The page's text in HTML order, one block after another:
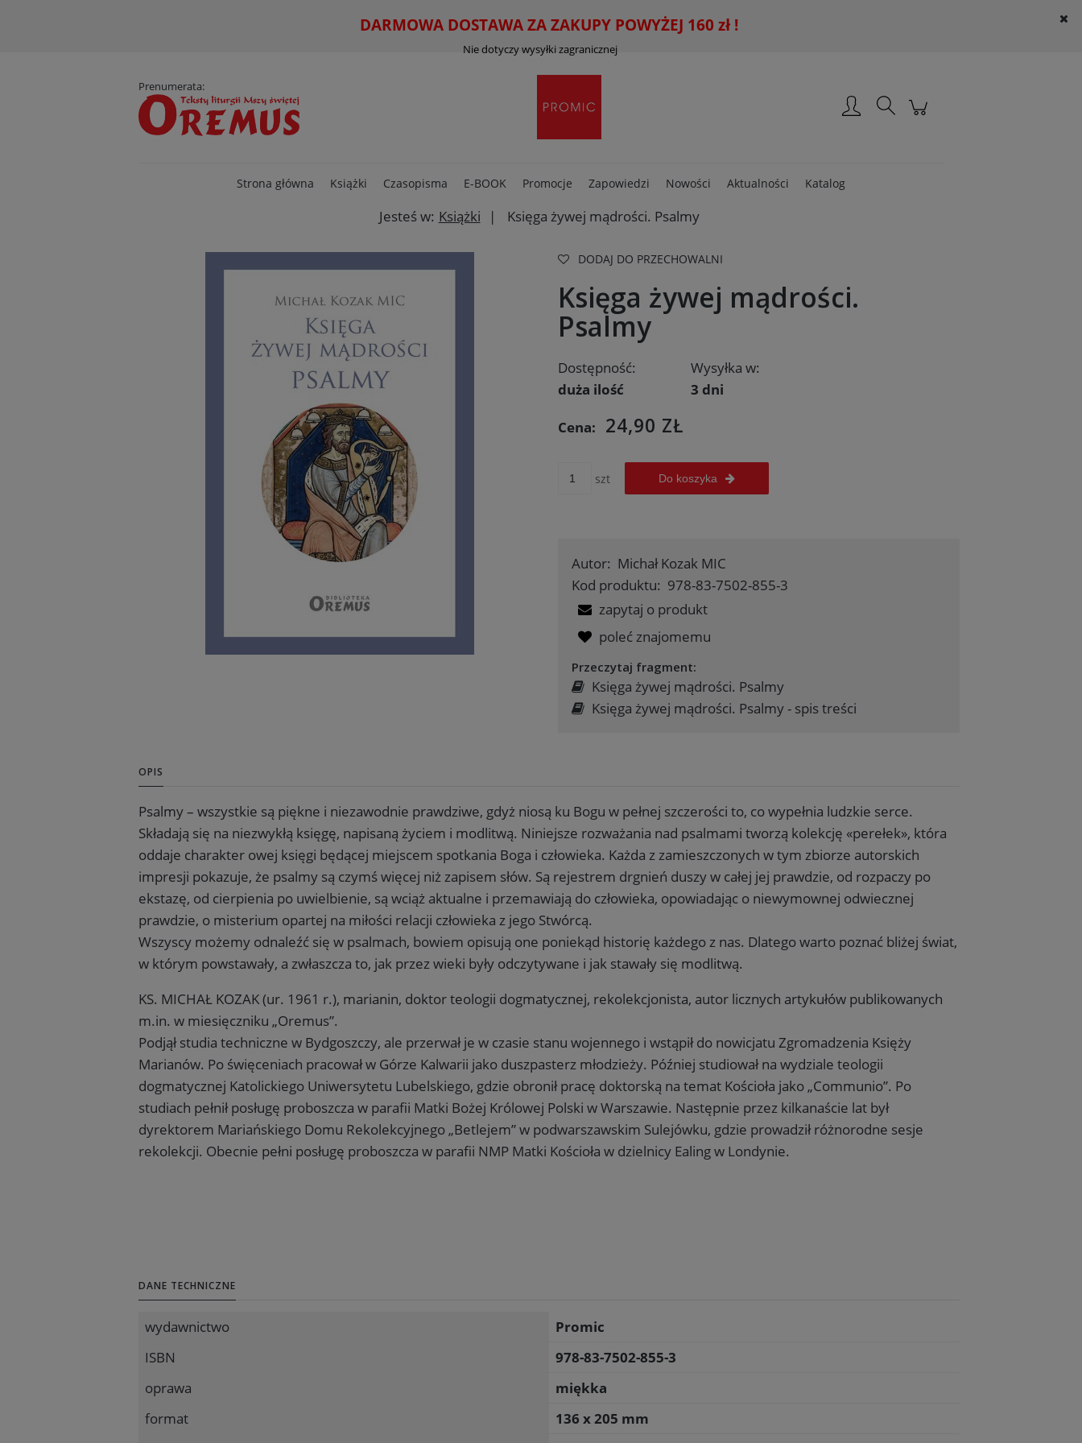
DARMOWA DOSTAWA ZA ZAKUPY POWYŻEJ 160 zł !
Nie dotyczy wysyłki zagranicznej
Prenumerata:
Strona główna Książki Czasopisma E-BOOK Promocje Zapowiedzi Nowości Aktualności Katalog
Jesteś w: Książki Księga żywej mądrości. Psalmy
DODAJ DO PRZECHOWALNI
Księga żywej mądrości.
Psalmy
Dostępność:
duża ilość
Wysyłka w:
3 dni
Cena: 24,90 ZŁ
szt Do koszyka
Autor: Michał Kozak MIC
Kod produktu: 978-83-7502-855-3
zapytaj o produkt
poleć znajomemu
Przeczytaj fragment:
Księga żywej mądrości. Psalmy
Księga żywej mądrości. Psalmy - spis treści
OPIS
Psalmy – wszystkie są piękne i niezawodnie prawdziwe, gdyż niosą ku Bogu w pełnej szczerości to, co wypełnia ludzkie serce.
Składają się na niezwykłą księgę, napisaną życiem i modlitwą. Niniejsze rozważania nad psalmami tworzą kolekcję «perełek», która
oddaje charakter owej księgi będącej miejscem spotkania Boga i człowieka. Każda z zamieszczonych w tym zbiorze autorskich
impresji pokazuje, że psalmy są czymś więcej niż zapisem słów. Są rejestrem drgnień duszy w całej jej prawdzie, od rozpaczy po
ekstazę, od cierpienia po uwielbienie, są wciąż aktualne i przemawiają do człowieka, opowiadając o niewymownej odwiecznej
prawdzie, o misterium opartej na miłości relacji człowieka z jego Stwórcą.
Wszyscy możemy odnaleźć się w psalmach, bowiem opisują one poniekąd historię każdego z nas. Dlatego warto poznać bliżej świat,
w którym powstawały, a zwłaszcza to, jak przez wieki były odczytywane i jak stawały się modlitwą.
KS. MICHAŁ KOZAK (ur. 1961 r.), marianin, doktor teologii dogmatycznej, rekolekcjonista, autor licznych artykułów publikowanych
m.in. w miesięczniku „Oremus”.
Podjął studia techniczne w Bydgoszczy, ale przerwał je w czasie stanu wojennego i wstąpił do nowicjatu Zgromadzenia Księży
Marianów. Po święceniach pracował w Górze Kalwarii jako duszpasterz młodzieży. Później studiował na wydziale teologii
dogmatycznej Katolickiego Uniwersytetu Lubelskiego, gdzie obronił pracę doktorską na temat Kościoła jako „Communio”. Po
studiach pełnił posługę proboszcza w parafii Matki Bożej Królowej Polski w Warszawie. Następnie przez kilkanaście lat był
dyrektorem Mariańskiego Domu Rekolekcyjnego „Betlejem” w podwarszawskim Sulejówku, gdzie prowadził różnorodne sesje
rekolekcji. Obecnie pełni posługę proboszcza w parafii NMP Matki Kościoła w dzielnicy Ealing w Londynie.
DANE TECHNICZNE
wydawnictwo
Promic
ISBN
978-83-7502-855-3
oprawa
miękka
format
136 x 205 mm
×
Zapisz się na newsletter i otrzymaj
10% rabatu na pierwsze zakupy!